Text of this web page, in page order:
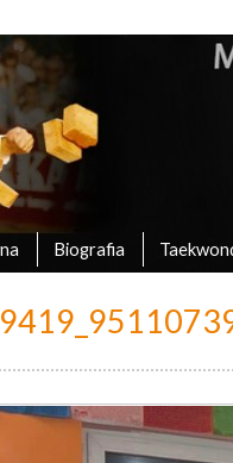
Tyczyński –
UKS Grom Leszno
Biografia